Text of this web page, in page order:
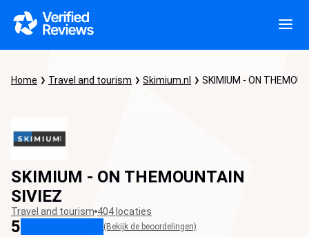
Home Travel and tourism Skimium.nl SKIMIUM - ON
SKIMIUM - ON THEMOUNTAIN
SIVIEZ
Travel and tourism 404 locaties
5 (Bekijk de beoordelingen)